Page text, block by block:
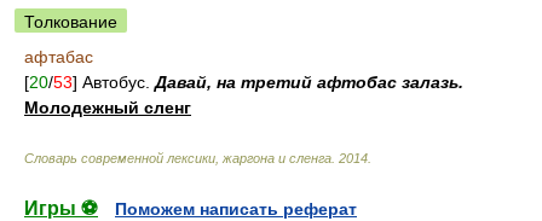
Толкование
афтабас
[20/53] Автобус.Давай, на третий афтобас залазь.
Молодежный сленг
Cловарь современной лексики, жаргона и сленга 2014
Игры ⚽
Поможем написать реферат